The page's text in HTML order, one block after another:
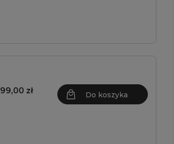
99,00 zł Do koszyka